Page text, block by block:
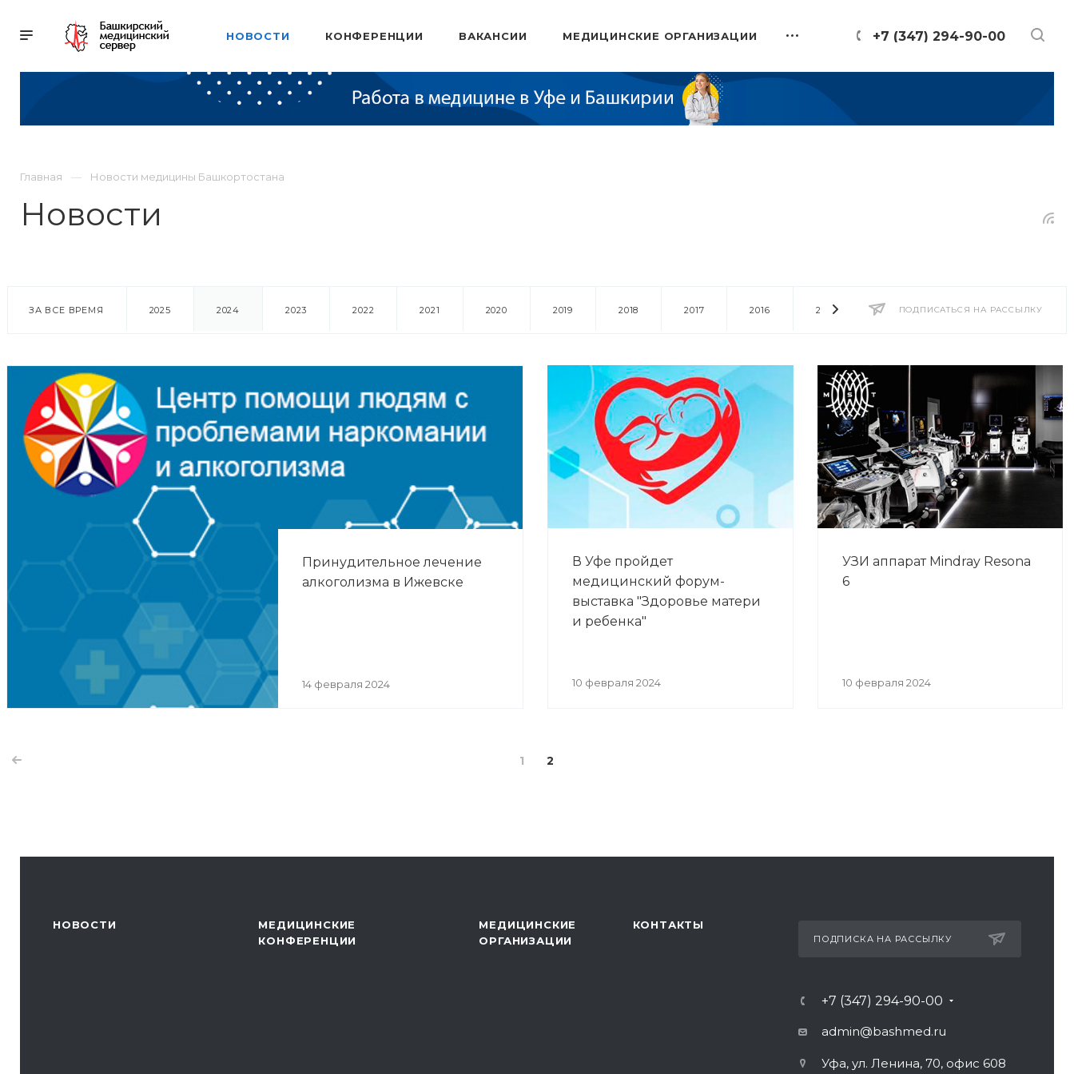
+7 (347) 294-90-00
НОВОСТИ КОНФЕРЕНЦИИ ВАКАНСИИ МЕДИЦИНСКИЕ ОРГАНИЗАЦИИ
Главная Новости медицины Башкортостана
Новости
ПОДПИСАТЬСЯ НА РАССЫЛКУ
ЗА ВСЕ ВРЕМЯ 2025 2024 2023 2022 2021 2020 2019 2018 2017 2016 2014 2013 2012 2011
Принудительное лечение
алкоголизма в Ижевске
14 февраля 2024
В Уфе пройдет
медицинский форум-
выставка "Здоровье матери
и ребенка"
10 февраля 2024
УЗИ аппарат Mindray Resona
6
10 февраля 2024
1 2
НОВОСТИ
МЕДИЦИНСКИЕ
КОНФЕРЕНЦИИ
МЕДИЦИНСКИЕ
ОРГАНИЗАЦИИ
КОНТАКТЫ
ПОДПИСКА НА РАССЫЛКУ
+7 (347) 294-90-00
admin@bashmed.ru
Уфа, ул. Ленина, 70, офис 608